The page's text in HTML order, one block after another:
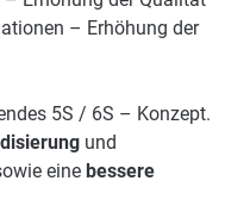
– Erhöhung der
5S / 6S – Konzept.
und
einebessere